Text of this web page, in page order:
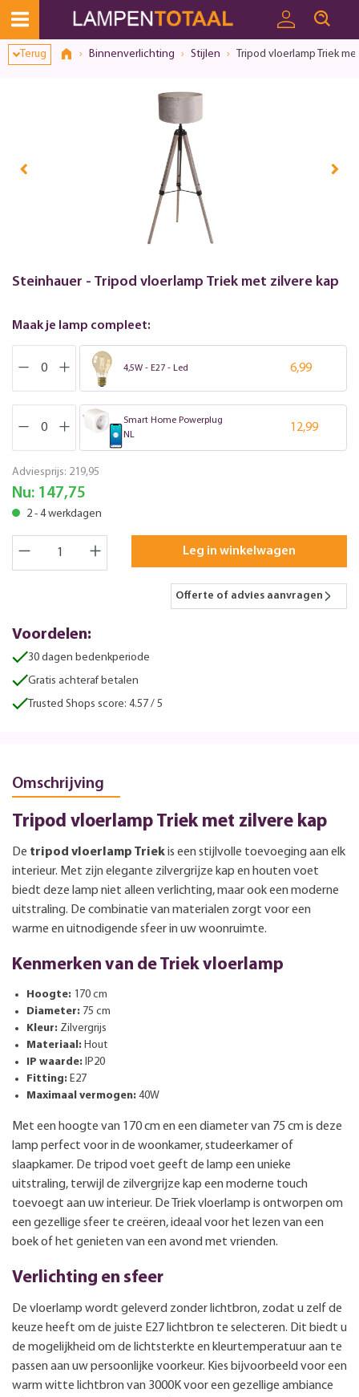
Terug Binnenverlichting Stijlen Tripod vloerlamp Triek
Steinhauer - Tripod vloerlamp Triek met zilvere kap
Maak je lamp compleet:
4,5W - E27 - Led 6,99
Smart Home Powerplug
NL
12,99
Adviesprijs: 219,95
Nu: 147,75
2 - 4 werkdagen
Leg in winkelwagen
Offerte of advies aanvragen
Voordelen:
30 dagen bedenkperiode
Gratis achteraf betalen
Trusted Shops score: 4.57 / 5
Omschrijving
Tripod vloerlamp Triek met zilvere kap
De tripod vloerlamp Triekis een stijlvolle toevoeging aan elk
interieur. Met zijn elegante zilvergrijze kap en houten voet
biedt deze lamp niet alleen verlichting, maar ook een moderne
uitstraling. De combinatie van materialen zorgt voor een
warme en uitnodigende sfeer in uw woonruimte.
Kenmerken van de Triek vloerlamp
Hoogte: 170 cm
Diameter: 75 cm
Kleur: Zilvergrijs
Materiaal: Hout
IP waarde: IP20
Fitting: E27
Maximaal vermogen: 40W
Met een hoogte van 170 cm en een diameter van 75 cm is deze
lamp perfect voor in de woonkamer, studeerkamer of
slaapkamer. De tripod voet geeft de lamp een unieke
uitstraling, terwijl de zilvergrijze kap een moderne touch
toevoegt aan uw interieur. De Triek vloerlamp is ontworpen om
een gezellige sfeer te creëren, ideaal voor het lezen van een
boek of het genieten van een avond met vrienden.
Verlichting en sfeer
De vloerlamp wordt geleverd zonder lichtbron, zodat u zelf de
keuze heeft om de juiste E27 lichtbron te selecteren. Dit biedt u
de mogelijkheid om de lichtsterkte en kleurtemperatuur aan te
passen aan uw persoonlijke voorkeur. Kies bijvoorbeeld voor een
warm witte lichtbron van 3000K voor een gezellige ambiance
Toestemmingsvenster geopend